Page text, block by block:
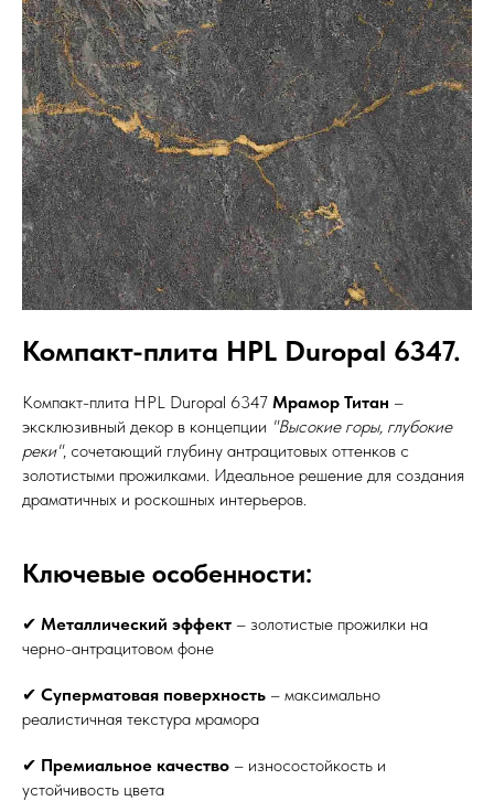
Компакт-плита HPL Duropal 6347.
Компакт-плита HPL Duropal 6347 Мрамор Титан –
эксклюзивный декор в концепции "Высокие горы, глубокие
реки", сочетающий глубину антрацитовых оттенков с
золотистыми прожилками. Идеальное решение для создания
драматичных и роскошных интерьеров.
Ключевые особенности:
✔ Металлический эффект – золотистые прожилки на
черно-антрацитовом фоне
✔ Суперматовая поверхность – максимально
реалистичная текстура мрамора
✔ Премиальное качество – износостойкость и
устойчивость цвета